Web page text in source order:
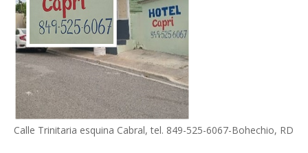
Calle Trinitaria esquina Cabral, tel. 849-525-6067-Bohechio, RD